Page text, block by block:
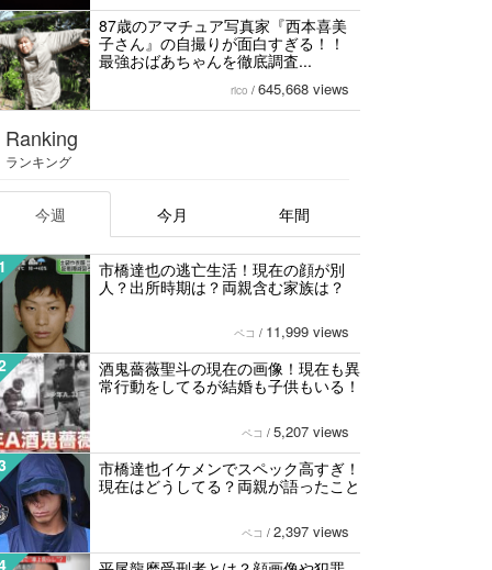
87歳のアマチュア写真家『西本喜美
子さん』の自撮りが面白すぎる！！
最強おばあちゃんを徹底調査...
rico / 645,668 views
Ranking
ランキング
今週 今月 年間
市橋達也の逃亡生活！現在の顔が別
人？出所時期は？両親含む家族は？
ペコ / 11,999 views
酒鬼薔薇聖斗の現在の画像！現在も異
常行動をしてるが結婚も子供もいる！
ペコ / 5,207 views
市橋達也イケメンでスペック高すぎ！
現在はどうしてる？両親が語ったこと
ペコ / 2,397 views